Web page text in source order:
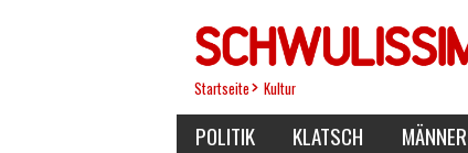
Startseite Kultur
POLITIK KLATSCH MÄNNER